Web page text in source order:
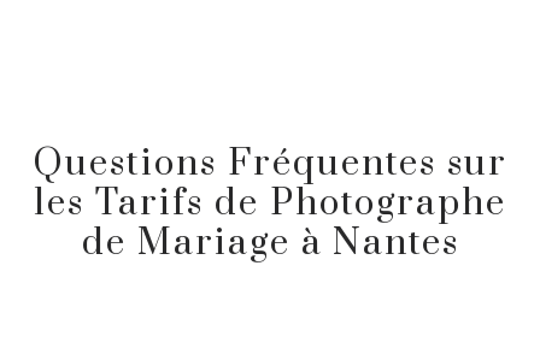
Questions Fréquentes sur
les Tarifs de Photographe
de Mariage à Nantes